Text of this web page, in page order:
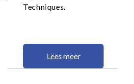
Techniques.
Lees meer